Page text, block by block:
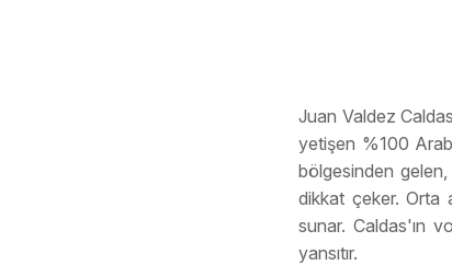
Juan Valdez
yetişen %100
bölgesinden
dikkat çeker. Orta
sunar. Caldas'ın
yansıtır.